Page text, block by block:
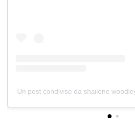
Un post condiviso da shailene